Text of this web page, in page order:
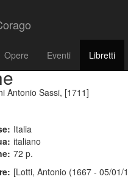
Opere Eventi Libretti
Antonio Sassi, [1711]
Italia
italiano
72 p.
[Lotti, Antonio (1667 - 05/01/